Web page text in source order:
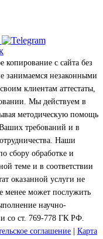
с сайта без
занимаемся незаконными
клиентам аттестаты,
Мы действуем в
методическую помощь
требований и в
Наши
сбору обработке и
теме и в соответствии
оказанной услуги не
менее может послужить
научно-
со ст. 769-778 ГК РФ.
соглашение | Карта